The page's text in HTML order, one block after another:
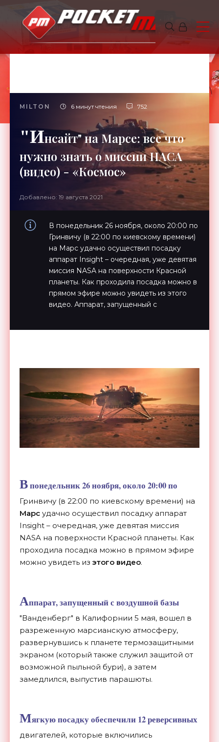
MILTON 6 минут чтения 752
"Инсайт" на Марсе: все что
нужно знать о миссии НАСА
(видео) - «Космос»
Добавлено: 19 августа 2021
В понедельник 26 ноября, около 20:00 по
Гринвичу (в 22:00 по киевскому времени)
на Марс удачно осуществил посадку
аппарат Insight – очередная, уже девятая
миссия NASA на поверхности Красной
планеты. Как проходила посадка можно в
прямом эфире можно увидеть из этого
видео. Аппарат, запущенный с
Впонедельник 26 ноября, около 20:00 по
Гринвичу (в 22:00 по киевскому времени) на
Марс удачно осуществил посадку аппарат
Insight – очередная, уже девятая миссия
NASA на поверхности Красной планеты. Как
проходила посадка можно в прямом эфире
можно увидеть из этого видео.
Аппарат, запущенный с воздушной базы
"Ванденберг" в Калифорнии 5 мая, вошел в
разреженную марсианскую атмосферу,
развернувшись к планете термозащитными
экраном (который также служил защитой от
возможной пыльной бури), а затем
замедлился, выпустив парашюты.
Мягкую посадку обеспечили 12 реверсивных
двигателей, которые включились